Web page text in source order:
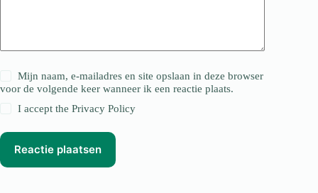
Mijn naam, e-mailadres en site opslaan in deze browser
voor de volgende keer wanneer ik een reactie plaats.
I accept thePrivacy Policy
Reactie plaatsen